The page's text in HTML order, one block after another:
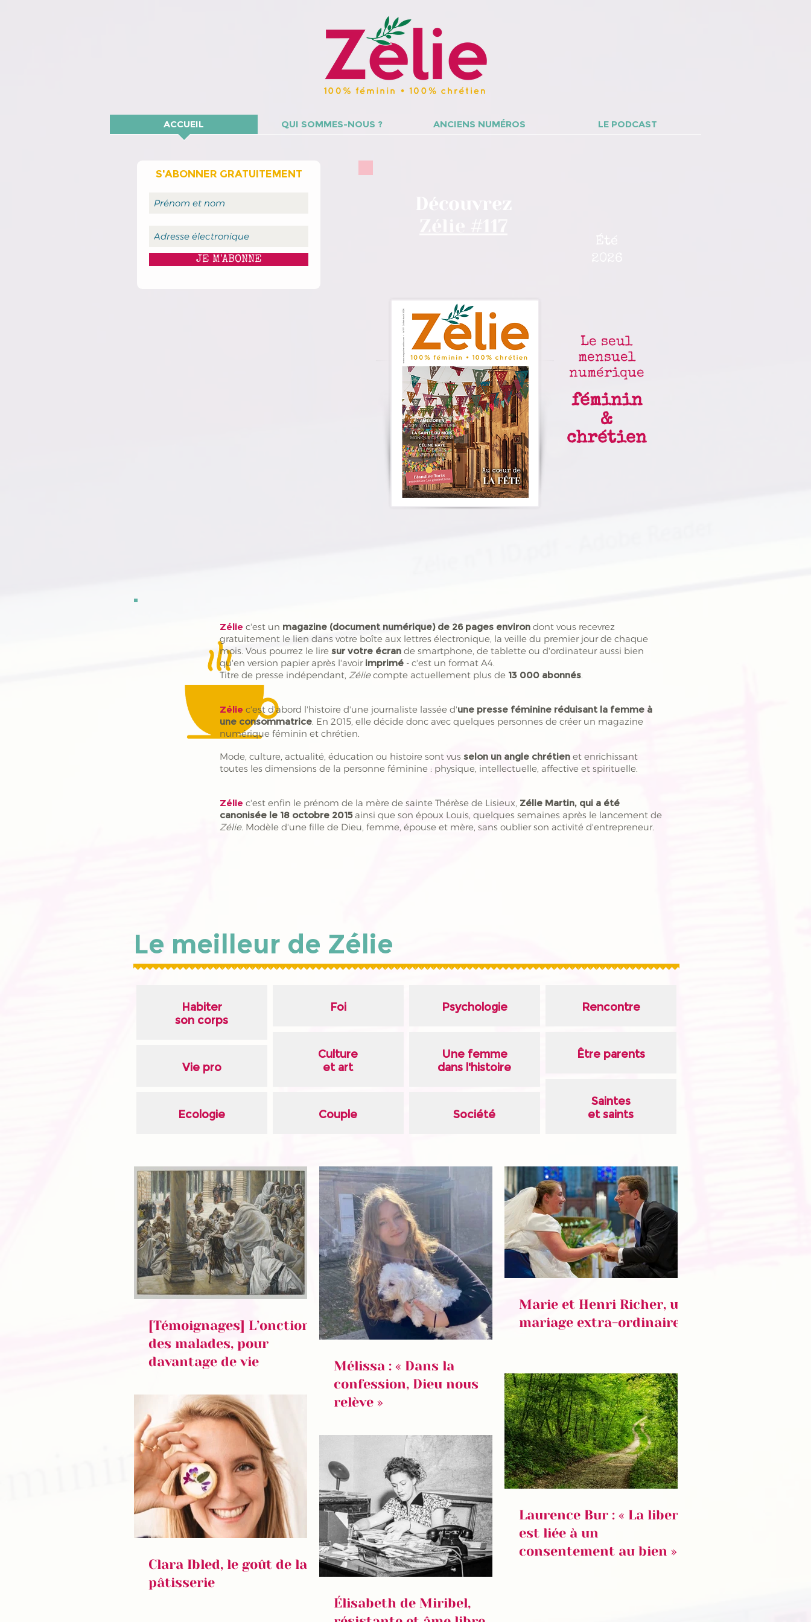
ACCUEIL QUI SOMMES-NOUS ? ANCIENS NUMÉROS LE PODCAST
S'ABONNER GRATUITEMENT
JE M'ABONNE
Le seul
mensuel
numérique
féminin
&
chrétien
Zélie c'est un magazine (document numérique) de 26 pages environ dont vous recevrez
gratuitement le lien dans votre boîte aux lettres électronique, la veille du premier jour de chaque
mois. Vous pourrez le lire sur votre écran de smartphone, de tablette ou d'ordinateur aussi bien
qu'en version papier après l'avoir imprimé - c'est un format A4.
Titre de presse indépendant, Zéliecompte actuellement plus de 13 000 abonnés.
Zélie c'est d'abord l'histoire d'une journaliste lassée d'une presse féminine réduisant la femme à
une consommatrice. En 2015, elle décide donc avec quelques personnes de créer un magazine
numérique féminin et chrétien.
Mode, culture, actualité, éducation ou histoire sont vus selon un angle chrétien et enrichissant
toutes les dimensions de la personne féminine : physique, intellectuelle, affective et spirituelle.
Zélie c'est enfin le prénom de la mère de sainte Thérèse de Lisieux, Zélie Martin, qui a été
canonisée le 18 octobre 2015 ainsi que son époux Louis, quelques semaines après le lancement de
Zélie. Modèle d'une fille de Dieu, femme, épouse et mère, sans oublier son activité d'entrepreneur.
Le meilleur de Zélie
Habiter
son corps
Vie pro
Ecologie
Foi
Culture
et art
Couple
Psychologie
Une femme
dans l'histoire
Société
Rencontre
Être parents
Saintes
et saints
[Témoignages] L’onction
des malades, pour
davantage de vie
Mélissa : « Dans la
confession, Dieu nous
relève »
Marie et Henri Richer, un
mariage extra-ordinaire
Clara Ibled, le goût de la
pâtisserie
Élisabeth de Miribel,
Laurence Bur : « La liberté
est liée à un
consentement au bien »